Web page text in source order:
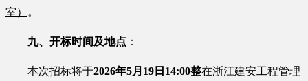
室）
。
九、开标时间及地点 ：
本次招标将于2026年5月 19 日 14:00整在浙江建安工程管理